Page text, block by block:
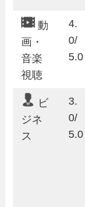
動
画・
音楽
視聴
4.
0/
5.0
ビ
ジネ
ス
3.
0/
5.0